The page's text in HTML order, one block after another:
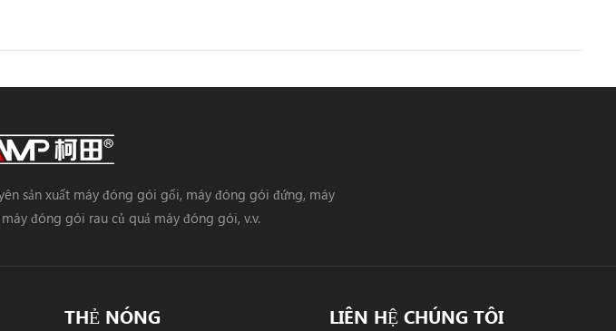
sản xuất máy đóng gói gối, máy đóng gói đứng, máy
đóng gói rau củ quả máy đóng gói, v.v.
THẺ NÓNG LIÊN HỆ CHÚNG TÔI